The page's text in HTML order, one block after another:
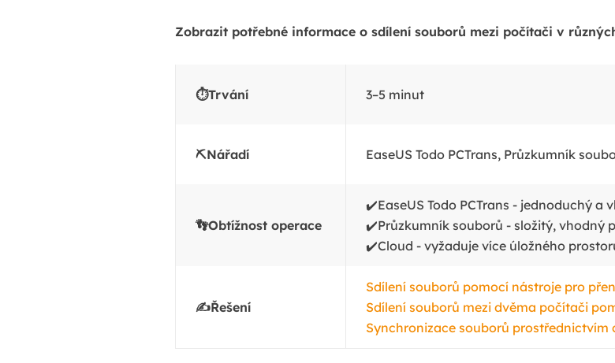
Zobrazit potřebné informace o sdílení souborů mezi počítači v
⏱️Trvání 3–5 minut
⛏️Nářadí EaseUS Todo PCTrans, Průzkumník
👣Obtížnost operace
✔️EaseUS Todo PCTrans - jednoduchý a
✔️Průzkumník souborů - složitý, vhodný
✔️Cloud - vyžaduje více úložného
✍️Řešení
Sdílení souborů pomocí nástroje pro
Sdílení souborů mezi dvěma počítači
Synchronizace souborů prostřednictvím